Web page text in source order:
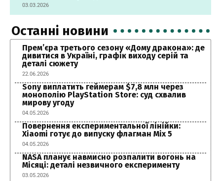
03.03.2026
Останні новини
Прем’єра третього сезону «Дому дракона»: де
дивитися в Україні, графік виходу серій та
деталі сюжету
22.06.2026
Sony виплатить геймерам $7,8 млн через
монополію PlayStation Store: суд схвалив
мирову угоду
04.05.2026
Повернення експериментальної лінійки:
Xiaomi готує до випуску флагман Mix 5
04.05.2026
NASA планує навмисно розпалити вогонь на
Місяці: деталі незвичного експерименту
03.05.2026